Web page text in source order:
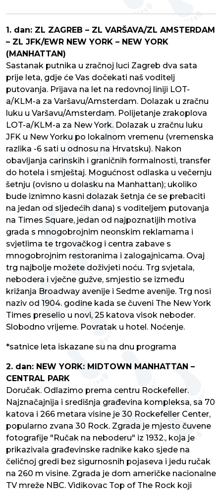
1. dan: ZL ZAGREB – ZL VARŠAVA/ZL AMSTERDAM
– ZL JFK/EWR NEW YORK – NEW YORK
(MANHATTAN)
Sastanak putnika u zračnoj luci Zagreb dva sata
prije leta, gdje će Vas dočekati naš voditelj
putovanja. Prijava na let na redovnoj liniji LOT-
a/KLM-a za Varšavu/Amsterdam. Dolazak u zračnu
luku u Varšavu/Amsterdam. Polijetanje zrakoplova
LOT-a/KLM-a za New York. Dolazak u zračnu luku
JFK u New Yorku po lokalnom vremenu (vremenska
razlika -6 sati u odnosu na Hrvatsku). Nakon
obavljanja carinskih i graničnih formalnosti, transfer
do hotela i smještaj. Mogućnost odlaska u večernju
šetnju (ovisno u dolasku na Manhattan); ukoliko
bude iznimno kasni dolazak šetnja će se prebaciti
na jedan od sljedećih dana) s voditeljem putovanja
na Times Square, jedan od najpoznatijih motiva
grada s mnogobrojnim neonskim reklamama i
svjetlima te trgovačkog i centra zabave s
mnogobrojnim restoranima i zalogajnicama. Ovaj
trg najbolje možete doživjeti noću. Trg svjetala,
nebodera i vječne gužve, smjestio se između
križanja Broadway avenije i Sedme avenije. Trg nosi
naziv od 1904. godine kada se čuveni The New York
Times preselio u novi, 25 katova visok neboder.
Slobodno vrijeme. Povratak u hotel. Noćenje.
*satnice leta iskazane su na dnu programa
2. dan: NEW YORK: MIDTOWN MANHATTAN –
CENTRAL PARK
Doručak. Odlazimo prema centru Rockefeller.
Najznačajnija i središnja građevina kompleksa, sa 70
katova i 266 metara visine je 30 Rockefeller Center,
popularno zvana 30 Rock. Zgrada je mjesto čuvene
fotografije "Ručak na neboderu" iz 1932., koja je
prikazivala građevinske radnike kako sjede na
čeličnoj gredi bez sigurnosnih pojaseva i jedu ručak
na 260 m visine. Zgrada je dom američke nacionalne
TV mreže NBC. Vidikovac Top of The Rock koji